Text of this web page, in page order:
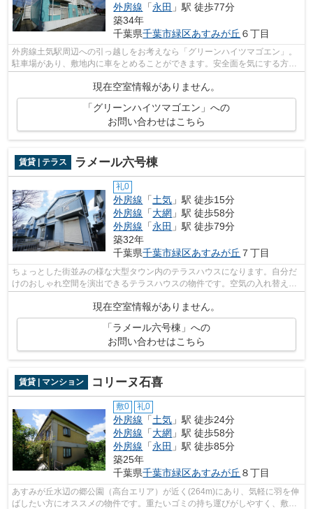
外房線 「永田 」駅 徒歩77分
築34年
千葉県千葉市緑区あすみが丘 ６丁目
外房線土気駅周辺への引っ越しをお考えなら「グリーンハイツマゴエン」。
駐車場があり、敷地内に車をとめることができます。安全面を気にする方、
現在空室情報がありません。
「グリーンハイツマゴエン」への
お問い合わせはこちら
賃貸 | テラス ラメール六号棟
礼0
外房線 「土気 」駅 徒歩15分
外房線 「大網 」駅 徒歩58分
外房線 「永田 」駅 徒歩79分
築32年
千葉県千葉市緑区あすみが丘 ７丁目
ちょっとした街並みの様な大型タウン内のテラスハウスになります。自分だ
けのおしゃれ空間を演出できるテラスハウスの物件です。空気の入れ替えも
現在空室情報がありません。
「ラメール六号棟」への
お問い合わせはこちら
賃貸 | マンション コリーヌ石喜
敷0 礼0
外房線 「土気 」駅 徒歩24分
外房線 「大網 」駅 徒歩58分
外房線 「永田 」駅 徒歩85分
築25年
千葉県千葉市緑区あすみが丘 ８丁目
あすみが丘水辺の郷公園（高台エリア）が近く(264m)にあり、気軽に羽を伸
ばしたい方にオススメの物件です。重たいゴミの持ち運びがしやすく、敷地